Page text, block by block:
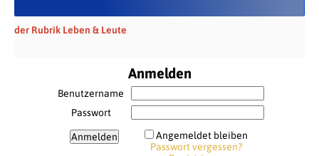
der Rubrik Leben & Leute
Anmelden
Benutzername
Passwort
Angemeldet bleiben
Passwort vergessen?